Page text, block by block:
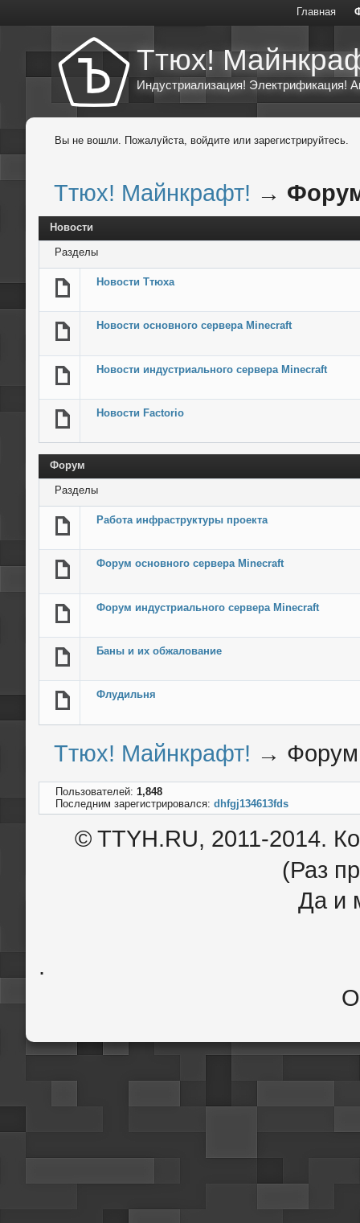
Главная
Ттюх!
Индустриализация! Электрификация!
Вы не вошли. Пожалуйста, войдите или зарегистрируйтесь.
Ттюх! Майнкрафт! →
Новости
Разделы
Новости Ттюха
Новости основного сервера Minecraft
Новости индустриального сервера Minecraft
Новости Factorio
Форум
Разделы
Работа инфраструктуры проекта
Форум основного сервера Minecraft
Форум индустриального сервера Minecraft
Баны и их обжалование
Флудильня
Ттюх! Майнкрафт! → Форум
Пользователей: 1,848
Последним зарегистрировался: dhfgj134613fds
© TTYH.RU, 2011-2014.
(Раз
Да и
.